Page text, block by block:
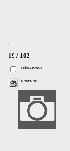
19 / 102
seleccionar
imprimir